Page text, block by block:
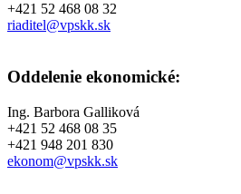
+421 52 468 08 32
riaditel@vpskk.sk
Oddelenie ekonomické:
Ing. Barbora Galliková
+421 52 468 08 35
+421 948 201 830
ekonom@vpskk.sk